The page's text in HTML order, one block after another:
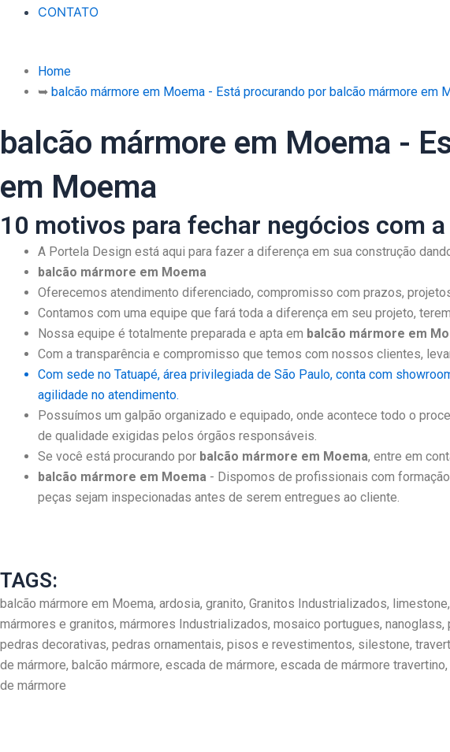
CONTATO
Home
➥ balcão mármore em Moema - Está procurando por balcão mármore em
balcão mármore em Moema -
em Moema
10 motivos para fechar negócios com
A Portela Design está aqui para fazer a diferença em sua construção
balcão mármore em Moema
Oferecemos atendimento diferenciado, compromisso com prazos,
Contamos com uma equipe que fará toda a diferença em seu projeto,
Nossa equipe é totalmente preparada e apta em balcão mármore em
Com a transparência e compromisso que temos com nossos clientes,
Com sede no Tatuapé, área privilegiada de São Paulo, conta com
agilidade no atendimento.
Possuímos um galpão organizado e equipado, onde acontece todo o
de qualidade exigidas pelos órgãos responsáveis.
Se você está procurando por balcão mármore em Moema, entre em
balcão mármore em Moema - Dispomos de profissionais com
peças sejam inspecionadas antes de serem entregues ao cliente.
TAGS:
balcão mármore em Moema, ardosia, granito, Granitos Industrializados,
mármores e granitos, mármores Industrializados, mosaico portugues,
pedras decorativas, pedras ornamentais, pisos e revestimentos, silestone,
de mármore, balcão mármore, escada de mármore, escada de mármore
de mármore